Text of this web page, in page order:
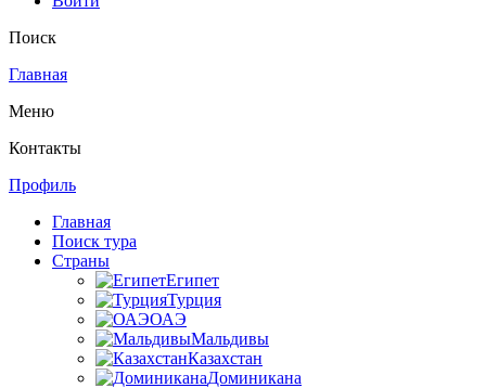
Поиск
Главная
Меню
Контакты
Профиль
Главная
Поиск тура
Страны
Египет
Турция
ОАЭ
Мальдивы
Казахстан
Доминикана